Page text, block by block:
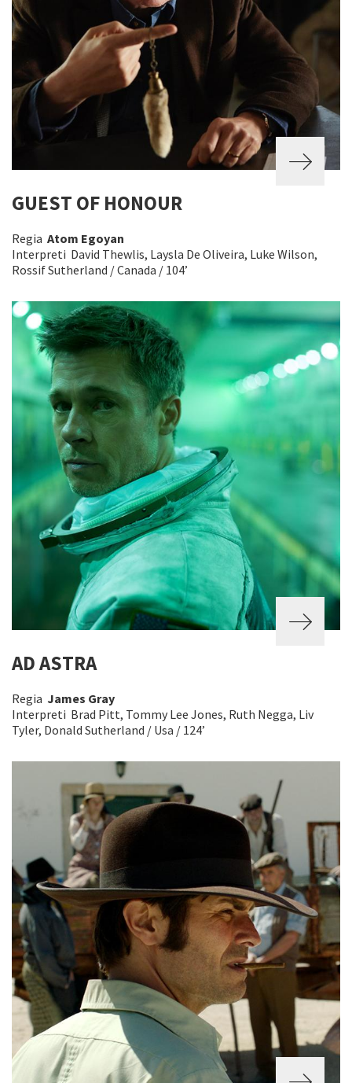
GUEST OF HONOUR
Regia Atom Egoyan
Interpreti David Thewlis, Laysla De Oliveira, Luke Wilson,
Rossif Sutherland / Canada / 104’
AD ASTRA
Regia James Gray
Interpreti Brad Pitt, Tommy Lee Jones, Ruth Negga, Liv
Tyler, Donald Sutherland / Usa / 124’